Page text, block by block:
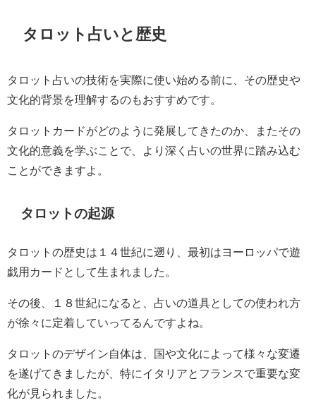
タロット占いと歴史
タロット占いの技術を実際に使い始める前に、その歴史や
文化的背景を理解するのもおすすめです。
タロットカードがどのように発展してきたのか、またその
文化的意義を学ぶことで、より深く占いの世界に踏み込む
ことができますよ。
タロットの起源
タロットの歴史は１４世紀に遡り、最初はヨーロッパで遊
戯用カードとして生まれました。
その後、１８世紀になると、占いの道具としての使われ方
が徐々に定着していってるんですよね。
タロットのデザイン自体は、国や文化によって様々な変遷
を遂げてきましたが、特にイタリアとフランスで重要な変
化が見られました。